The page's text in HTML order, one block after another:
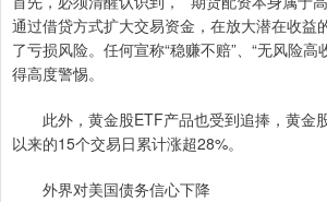
通过借贷方式扩大交易资金，在放大潜在收益
了亏损风险。任何宣称“稳赚不赔”、“无风险高
得高度警惕。
此外，黄金股ETF产品也受到追捧，黄金
以来的15个交易日累计涨超28%。
外界对美国债务信心下降